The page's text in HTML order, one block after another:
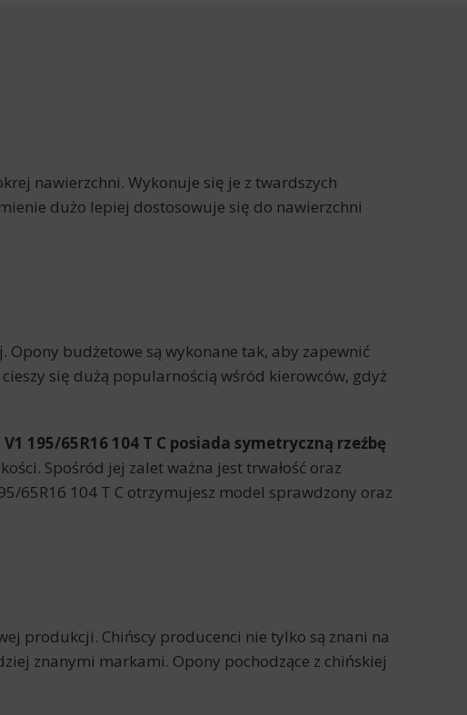
nawierzchni. Wykonuje się je z twardszych
dużo lepiej dostosowuje się do nawierzchni
Opony budżetowe są wykonane tak, aby zapewnić
się dużą popularnością wśród kierowców, gdyż
195/65R16 104 T C posiada symetryczną rzeźbę
Spośród jej zalet ważna jest trwałość oraz
65R16 104 T C otrzymujesz model sprawdzony oraz
produkcji. Chińscy producenci nie tylko są znani na
znanymi markami. Opony pochodzące z chińskiej